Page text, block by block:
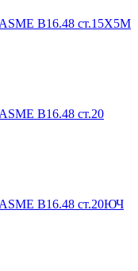
В16.48 ст.15Х5М
В16.48 ст.20
В16.48 ст.20ЮЧ